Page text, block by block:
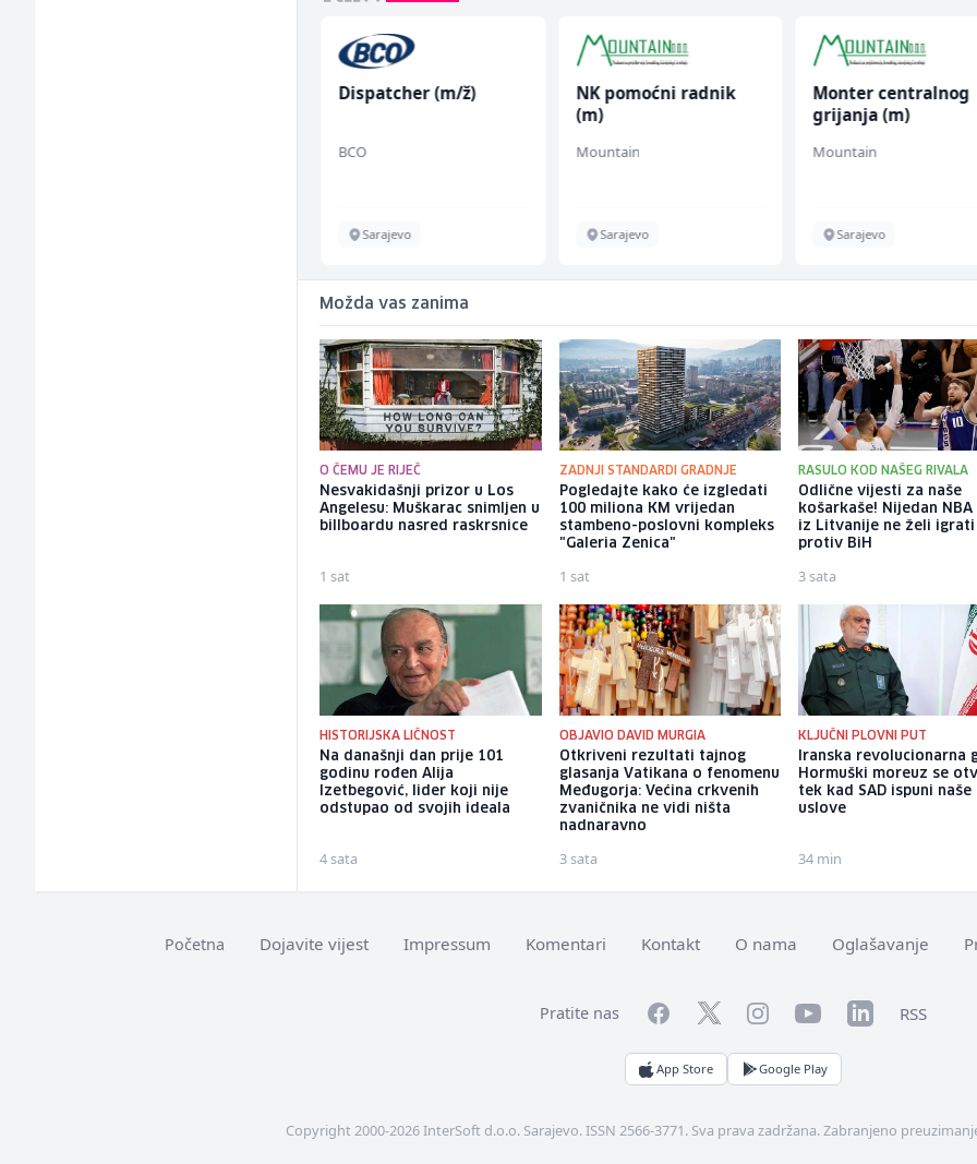
Dispatcher (m/ž)
BCO
Sarajevo
NK pomoćni radnik
(m)
Mountain
Sarajevo
Monter centralnog
grijanja (m)
Mountain
Sarajevo
Možda vas zanima
O ČEMU JE RIJEČ
Nesvakidašnji prizor u Los
Angelesu: Muškarac snimljen u
billboardu nasred raskrsnice
1 sat
ZADNJI STANDARDI GRADNJE
Pogledajte kako će izgledati
100 miliona KM vrijedan
stambeno-poslovni kompleks
"Galeria Zenica"
1 sat
RASULO KOD NAŠEG RIVALA
Odlične vijesti za naše
košarkaše! Nijedan NBA
iz Litvanije ne želi igrati
protiv BiH
3 sata
HISTORIJSKA LIČNOST
Na današnji dan prije 101
godinu rođen Alija
Izetbegović, lider koji nije
odstupao od svojih ideala
4 sata
OBJAVIO DAVID MURGIA
Otkriveni rezultati tajnog
glasanja Vatikana o fenomenu
Međugorja: Većina crkvenih
zvaničnika ne vidi ništa
nadnaravno
3 sata
KLJUČNI PLOVNI PUT
Iranska revolucionarna
Hormuški moreuz se
tek kad SAD ispuni naše
uslove
34 min
Početna Dojavite vijest Impressum Komentari Kontakt O nama Oglašavanje
Pratite nas FacebookTwitterInstagramYouTubeLinkedInRSS
App Store Google Play
Copyright 2000-2026 InterSoft d.o.o. Sarajevo. ISSN 2566-3771. Sva prava zadržana. Zabranjeno